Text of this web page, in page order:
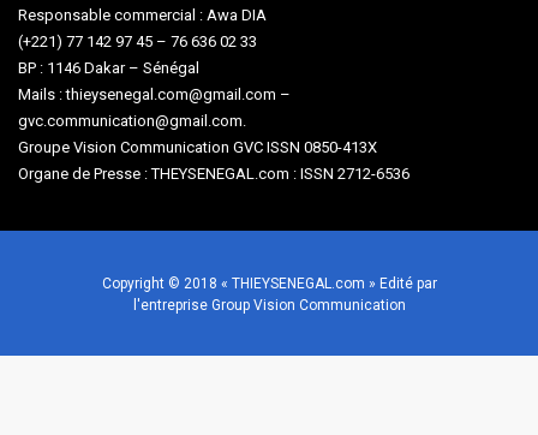
Responsable commercial : Awa DIA
(+221) 77 142 97 45 – 76 636 02 33
BP : 1146 Dakar – Sénégal
Mails : thieysenegal.com@gmail.com –
gvc.communication@gmail.com.
Groupe Vision Communication GVC ISSN 0850-413X
Organe de Presse : THEYSENEGAL.com : ISSN 2712-6536
Copyright © 2018 « THIEYSENEGAL.com » Edité par
l'entreprise Group Vision Communication